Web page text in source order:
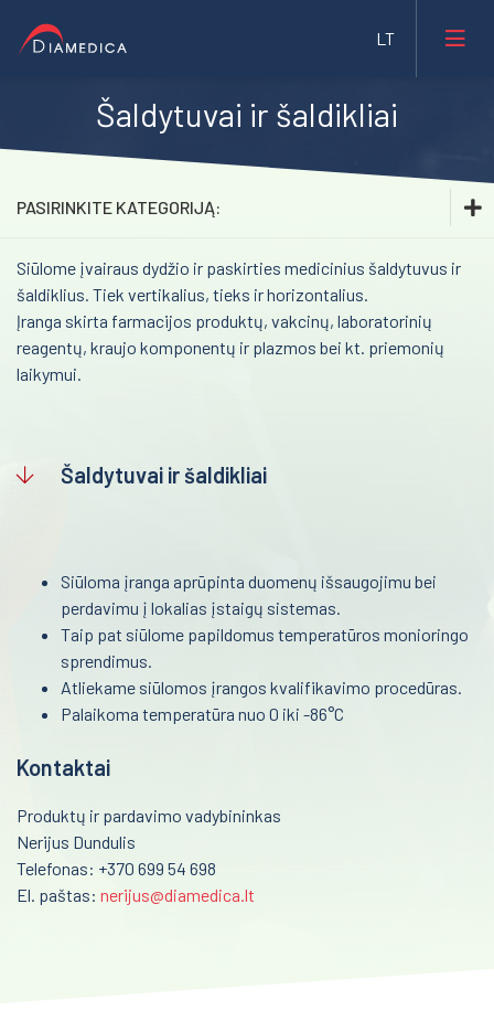
Laboratorinė medicina
Veterinarija
Gyvybės mokslai
Pulmonologija ir alergologija
Skubi medicininė pagalba
Akušerija ir ginekologija
Laborotorinė medicina
Gastroenterologija
Onkohematologija
Infekcinės ligos
Endokrinologija
Šaldytuvai ir šaldikliai
PASIRINKITE KATEGORIJĄ:
Laboratorinė medicina
Medicininė įranga ir priemonės
Inhaliacinė sedacija. Sedaconda ACD
Impedanso kardiografija
Automatiniai išoriniai defibriliatoriai
Encefalografai
Miografai
Defibriliatoriai
Multifunkciniai vežimėliai
Kraujo maišytuvai-svarstyklės
Kraujo komponentų separatoriai
Siūlome įvairaus dydžio ir paskirties medicinius šaldytuvus ir
šaldiklius. Tiek vertikalius, tieks ir horizontalius.
Įranga skirta farmacijos produktų, vakcinų, laboratorinių
reagentų, kraujo komponentų ir plazmos bei kt. priemonių
laikymui.
Šaldytuvai ir šaldikliai
Siūloma įranga aprūpinta duomenų išsaugojimu bei
perdavimu į lokalias įstaigų sistemas.
Taip pat siūlome papildomus temperatūros monioringo
sprendimus.
Atliekame siūlomos įrangos kvalifikavimo procedūras.
Palaikoma temperatūra nuo 0 iki -86°C
Kontaktai
Produktų ir pardavimo vadybininkas
Nerijus Dundulis
Telefonas: +370 699 54 698
El. paštas: nerijus@diamedica.lt